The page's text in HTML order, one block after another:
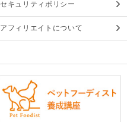
セキュリティポリシー
アフィリエイトについて